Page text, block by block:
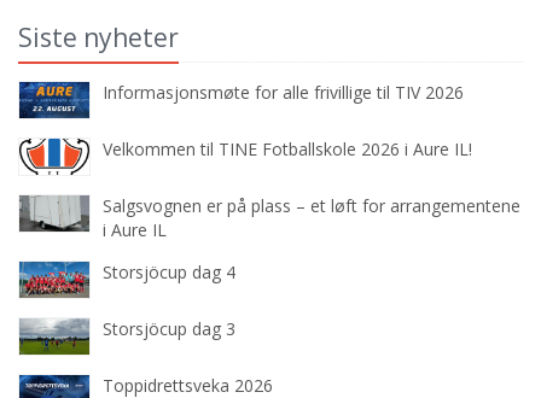
Siste nyheter
Informasjonsmøte for alle frivillige til TIV 2026
Velkommen til TINE Fotballskole 2026 i Aure IL!
Salgsvognen er på plass – et løft for arrangementene
i Aure IL
Storsjöcup dag 4
Storsjöcup dag 3
Toppidrettsveka 2026